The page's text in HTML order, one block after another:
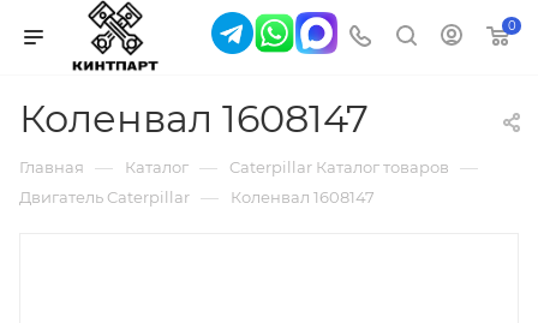
0
Коленвал 1608147
Главная — Каталог — Caterpillar Каталог товаров —
Двигатель Caterpillar — Коленвал 1608147